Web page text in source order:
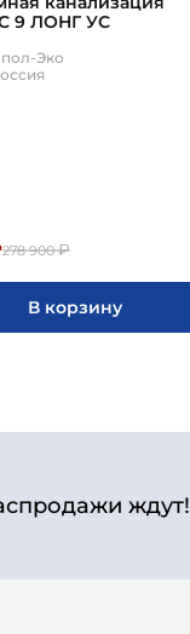
9 ЛОНГ УС
Эко
278 900₽
В корзину
ждут!